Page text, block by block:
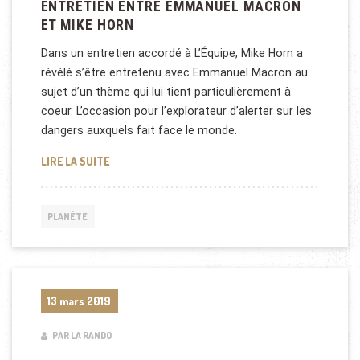
ENTRETIEN ENTRE EMMANUEL MACRON
ET MIKE HORN
Dans un entretien accordé à L’Équipe, Mike Horn a
révélé s’être entretenu avec Emmanuel Macron au
sujet d’un thème qui lui tient particulièrement à
coeur. L’occasion pour l’explorateur d’alerter sur les
dangers auxquels fait face le monde.
LIRE LA SUITEENTRETIEN ENTRE EMMANUEL MACRON ET MIKE
PLANÈTE
13 mars 2019
PAR LA RANDO